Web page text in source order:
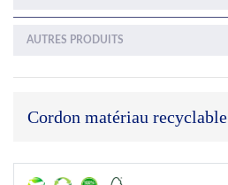
AUTRES PRODUITS
Cordon matériau recyclable